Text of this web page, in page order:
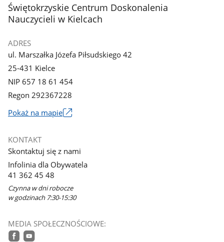
stopka
Świętokrzyskie Centrum Doskonalenia
Nauczycieli w Kielcach
ADRES
ul. Marszałka Józefa Piłsudskiego 42
25-431 Kielce
NIP 657 18 61 454
Regon 292367228
Pokaż na mapieLink
nowym
oknie
KONTAKT
Skontaktuj się z nami
Infolinia dla Obywatela
41 362 45 48
Czynna w dni robocze
w godzinach 7:30-15:30
MEDIA SPOŁECZNOŚCIOWE: